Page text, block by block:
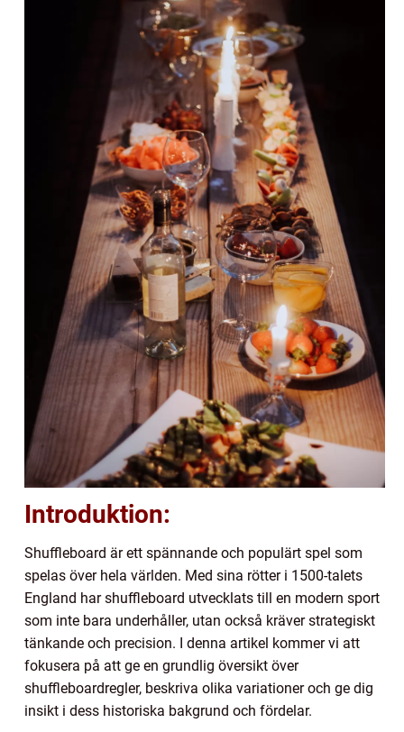
Introduktion:
Shuffleboard är ett spännande och populärt spel som
spelas över hela världen. Med sina rötter i 1500-talets
England har shuffleboard utvecklats till en modern sport
som inte bara underhåller, utan också kräver strategiskt
tänkande och precision. I denna artikel kommer vi att
fokusera på att ge en grundlig översikt över
shuffleboardregler, beskriva olika variationer och ge dig
insikt i dess historiska bakgrund och fördelar.